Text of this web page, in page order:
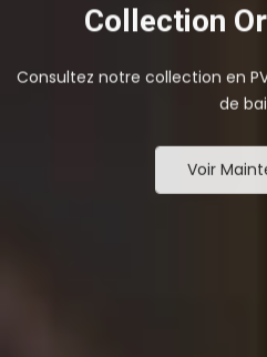
Collection
Consultez notre collection en
de
Voir